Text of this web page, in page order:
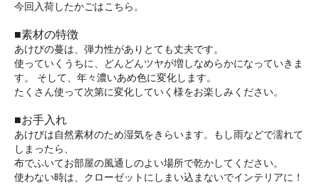
今回入荷したかごはこちら。
■素材の特徴
あけびの蔓は、弾力性がありとても丈夫です。
使っていくうちに、どんどんツヤが増しなめらかになっていきま
す。 そして、年々濃いあめ色に変化します。
たくさん使って次第に変化していく様をお楽しみください。
■お手入れ
あけびは自然素材のため湿気をきらいます。もし雨などで濡れて
しまったら、
布でふいてお部屋の風通しのよい場所で乾かしてください。
使わない時は、クローゼットにしまい込まないでインテリアに！